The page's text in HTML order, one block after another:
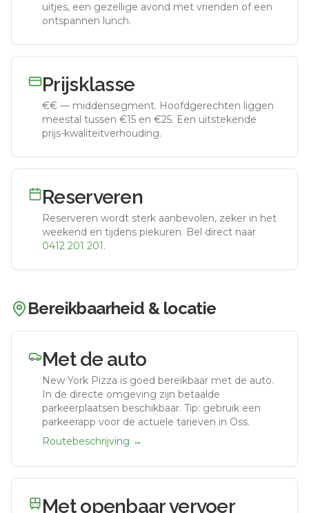
uitjes, een gezellige avond met vrienden of een
ontspannen lunch.
Prijsklasse
€€ — middensegment. Hoofdgerechten liggen
meestal tussen €15 en €25. Een uitstekende
prijs-kwaliteitverhouding.
Reserveren
Reserveren wordt sterk aanbevolen, zeker in het
weekend en tijdens piekuren. Bel direct naar
0412 201 201.
Bereikbaarheid & locatie
Met de auto
New York Pizza is goed bereikbaar met de auto.
In de directe omgeving zijn betaalde
parkeerplaatsen beschikbaar. Tip: gebruik een
parkeerapp voor de actuele tarieven in Oss.
Routebeschrijving →
Met openbaar vervoer